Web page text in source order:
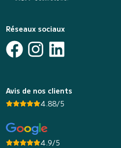
Réseaux sociaux
Avis de nos clients
4.88/5
4.9/5